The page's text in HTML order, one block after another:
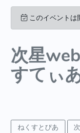
このイベントは
次星
すてぃあ
ねくすとぴあ